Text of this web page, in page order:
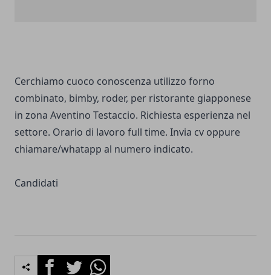
Cerchiamo cuoco conoscenza utilizzo forno
combinato, bimby, roder, per ristorante giapponese
in zona Aventino Testaccio. Richiesta esperienza nel
settore. Orario di lavoro full time. Invia cv oppure
chiamare/whatapp al numero indicato.
Candidati
FacebookTwitterWhatsapp